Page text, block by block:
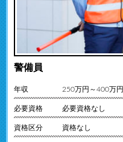
警備員
年収 250万円～400万円
必要資格 必要資格なし
資格区分 資格なし